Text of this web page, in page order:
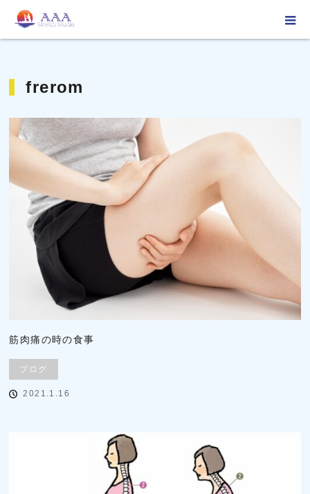
frerom
frerom
筋肉痛の時の食事
ブログ
2021.1.16